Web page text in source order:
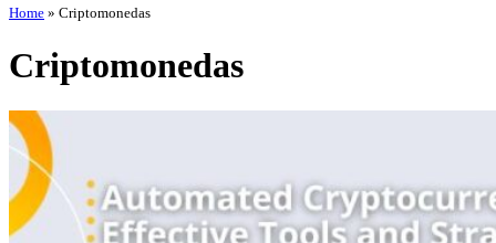
Home » Criptomonedas
Criptomonedas